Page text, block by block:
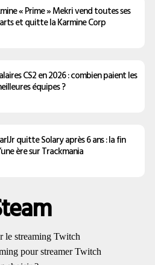
« Prime » Mekri vend toutes ses
et quitte la Karmine Corp
CS2 en 2026 : combien paient les
équipes ?
quitte Solary après 6 ans : la fin
ère sur Trackmania